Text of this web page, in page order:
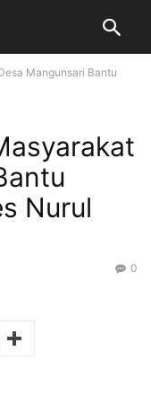
Mangunsari Bantu
Nurul
0